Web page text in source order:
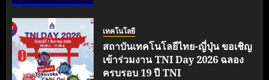
เทคโนโลยี
สถาบันเทคโนโลยีไทย-ญี่ปุ่น ขอเชิญ
เข้าร่วมงาน TNI Day 2026 ฉลอง
ครบรอบ 19 ปี TNI